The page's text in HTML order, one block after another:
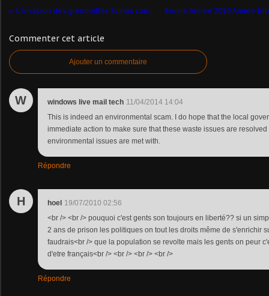
L'invasion des grenouilles Scinax continue
Commenter cet article
Ajouter un commentaire
W windows live mail tech 11/04/2014 14:04
This is indeed an environmental scam. I do hope that the local
immediate action to make sure that these waste issues are
environmental issues are met with.
Répondre
H hoel 19/07/2010 02:56
<br /> <br /> pouquoi c'est gents son toujours en liberté?? si un
2 ans de prison les politiques on tout les droits même de s'enrichir
faudrais<br /> que la population se revolte mais les gents on peur
d'etre français<br /> <br /> <br /> <br />
Répondre